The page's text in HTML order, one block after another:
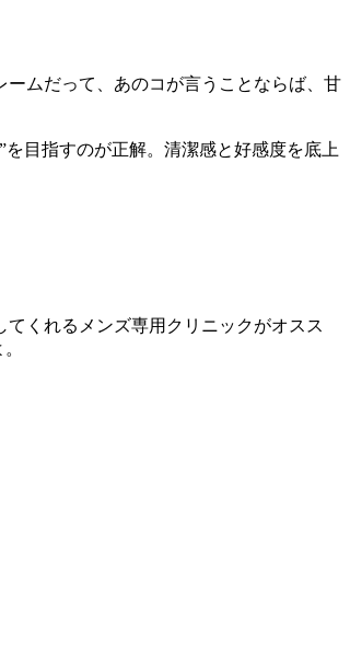
ムだって、あのコが言うことならば、甘
目指すのが正解。清潔感と好感度を底上
くれるメンズ専用クリニックがオスス